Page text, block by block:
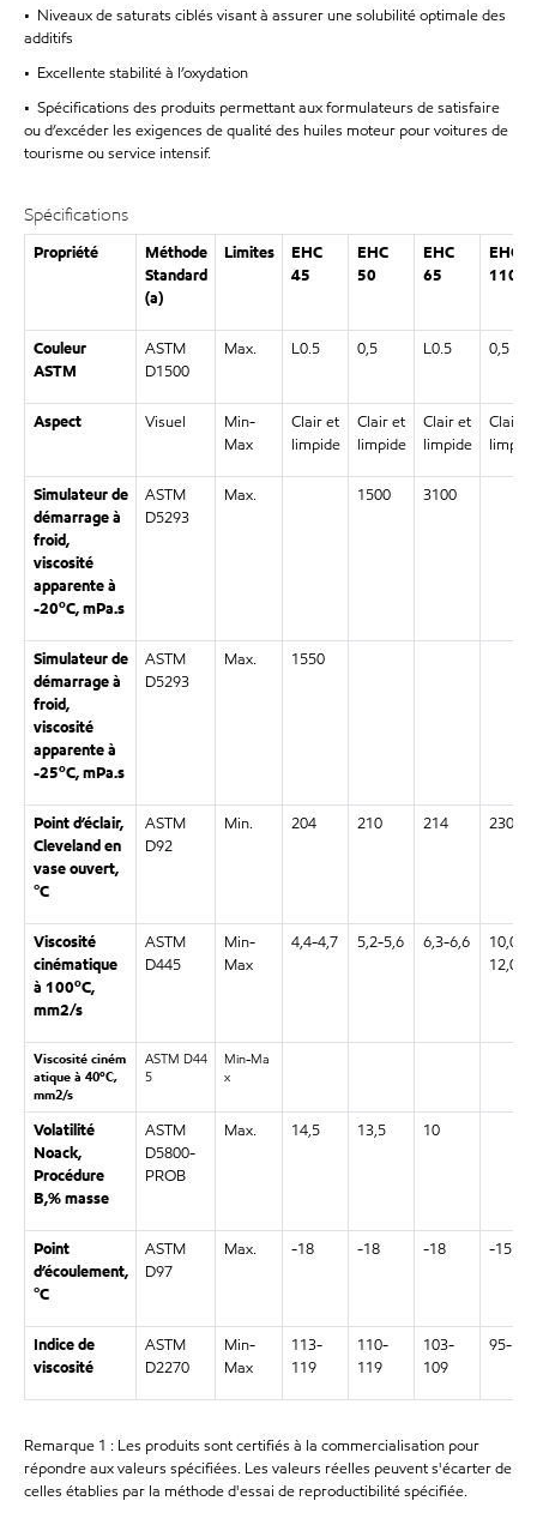
• Niveaux de saturats ciblés visant à assurer une solubilité optimale des
additifs
• Excellente stabilité à l’oxydation
• Spécifications des produits permettant aux formulateurs de satisfaire
ou d’excéder les exigences de qualité des huiles moteur pour voitures de
tourisme ou service intensif.
Spécifications
Propriété
Méthode
Standard
(a)
Limites
EHC
45
EHC
50
EHC
65
EHC
110
Couleur
ASTM
ASTM
D1500
Max. L0.5 0,5 L0.5 0,5
Aspect Visuel
Min-
Max
Clair et
limpide
Clair et
limpide
Clair et
limpide
Clair et
limpide
Simulateur de
démarrage à
froid,
viscosité
apparente à
-20oC, mPa.s
ASTM
D5293
Max. 1500 3100
Simulateur de
démarrage à
froid,
viscosité
apparente à
-25oC, mPa.s
ASTM
D5293
Max. 1550
Point d’éclair,
Cleveland en
vase ouvert,
°C
ASTM
D92
Min. 204 210 214 230
Viscosité
cinématique
à 100oC,
mm2/s
ASTM
D445
Min-
Max
4,4-4,7 5,2-5,6 6,3-6,6
10,0-
12,0
Viscosité ciném
atique à 40oC,
mm2/s
ASTM D44
5
Min-Ma
x
Volatilité
Noack,
Procédure
B,% masse
ASTM
D5800-
PROB
Max. 14,5 13,5 10
Point
d’écoulement,
°C
ASTM
D97
Max. -18 -18 -18 -15
Indice de
viscosité
ASTM
D2270
Min-
Max
113-
119
110-
119
103-
109
95-110
Remarque 1 : Les produits sont certifiés à la commercialisation pour
répondre aux valeurs spécifiées. Les valeurs réelles peuvent s'écarter de
celles établies par la méthode d'essai de reproductibilité spécifiée.